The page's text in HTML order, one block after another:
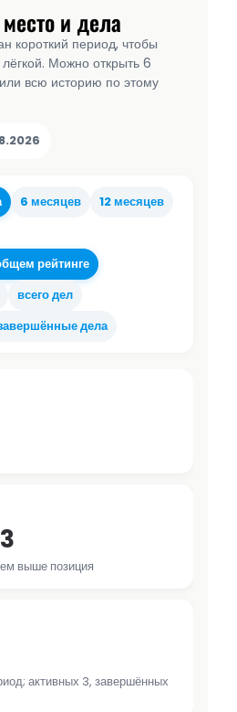
и дела
короткий период, чтобы
Можно открыть 6
всю историю по этому
6 месяцев
12 месяцев
рейтинге
всего дел
дела
выше позиция
активных 3, завершённых